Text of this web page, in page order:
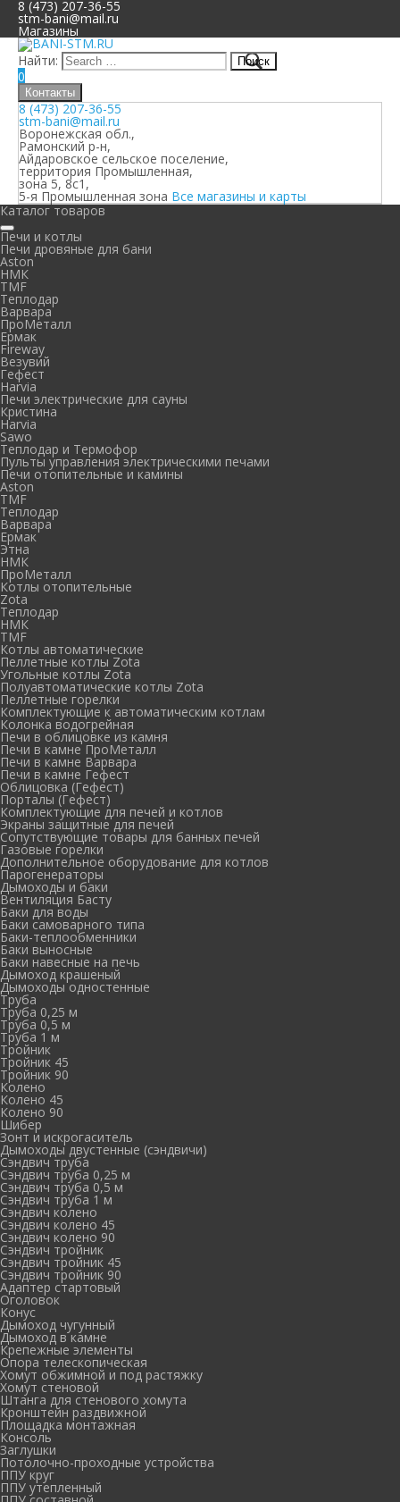
8 (473) 207-36-55
stm-bani@mail.ru
Магазины
Найти:
0
Контакты
8 (473) 207-36-55
stm-bani@mail.ru
Воронежская обл.,
Рамонский р-н,
Айдаровское сельское поселение,
территория Промышленная,
зона 5, 8с1,
5-я Промышленная зона Все магазины и карты
Каталог товаров
Печи и котлы
Печи дровяные для бани
Aston
НМК
TMF
Теплодар
Варвара
ПроМеталл
Ермак
Fireway
Везувий
Гефест
Harvia
Печи электрические для сауны
Кристина
Harvia
Sawo
Теплодар и Термофор
Пульты управления электрическими печами
Печи отопительные и камины
Aston
TMF
Теплодар
Варвара
Ермак
Этна
НМК
ПроМеталл
Котлы отопительные
Zota
Теплодар
НМК
TMF
Котлы автоматические
Пеллетные котлы Zota
Угольные котлы Zota
Полуавтоматические котлы Zota
Пеллетные горелки
Комплектующие к автоматическим котлам
Колонка водогрейная
Печи в облицовке из камня
Печи в камне ПроМеталл
Печи в камне Варвара
Печи в камне Гефест
Облицовка (Гефест)
Порталы (Гефест)
Комплектующие для печей и котлов
Экраны защитные для печей
Сопутствующие товары для банных печей
Газовые горелки
Дополнительное оборудование для котлов
Парогенераторы
Дымоходы и баки
Вентиляция Басту
Баки для воды
Баки самоварного типа
Баки-теплообменники
Баки выносные
Баки навесные на печь
Дымоход крашеный
Дымоходы одностенные
Труба
Труба 0,25 м
Труба 0,5 м
Труба 1 м
Тройник
Тройник 45
Тройник 90
Колено
Колено 45
Колено 90
Шибер
Зонт и искрогаситель
Дымоходы двустенные (сэндвичи)
Сэндвич труба
Сэндвич труба 0,25 м
Сэндвич труба 0,5 м
Сэндвич труба 1 м
Сэндвич колено
Сэндвич колено 45
Сэндвич колено 90
Сэндвич тройник
Сэндвич тройник 45
Сэндвич тройник 90
Адаптер стартовый
Оголовок
Конус
Дымоход чугунный
Дымоход в камне
Крепежные элементы
Опора телескопическая
Хомут обжимной и под растяжку
Хомут стеновой
Штанга для стенового хомута
Кронштейн раздвижной
Площадка монтажная
Консоль
Заглушки
Потолочно-проходные устройства
ППУ круг
ППУ утепленный